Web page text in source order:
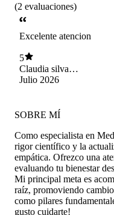
(2 evaluaciones)
Excelente atencion
5
Claudia silva
rodriguez
Julio 2026
SOBRE MÍ
Como especialista en
rigor científico y la
empática. Ofrezco una
evaluando tu bienestar
Mi principal meta es
raíz, promoviendo
como pilares
gusto cuidarte!